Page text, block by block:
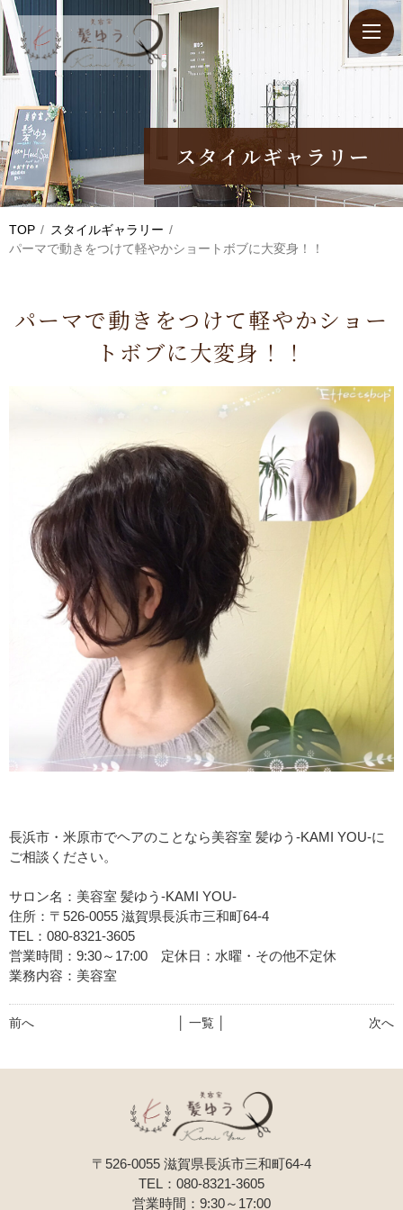
スタイルギャラリー
TOP
スタイルギャラリー
パーマで動きをつけて軽やかショートボブに大変身！！
パーマで動きをつけて軽やかショー
トボブに大変身！！
長浜市・米原市でヘアのことなら美容室 髪ゆう-KAMI YOU-に
ご相談ください。
サロン名：美容室 髪ゆう-KAMI YOU-
住所：〒526-0055 滋賀県長浜市三和町64-4
TEL：080-8321-3605
営業時間：9:30～17:00 定休日：水曜・その他不定休
業務内容：美容室
前へ 次へ
│ 一覧 │
〒526-0055 滋賀県長浜市三和町64-4
TEL：080-8321-3605
営業時間：9:30～17:00